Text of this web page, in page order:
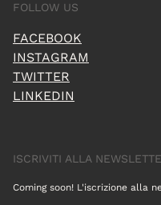
FOLLOW US
FACEBOOK
INSTAGRAM
TWITTER
LINKEDIN
ISCRIVITI ALLA
Coming soon! L'iscrizione alla